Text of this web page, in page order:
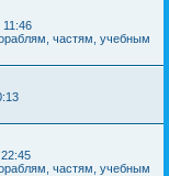
11:46
частям, учебным
частям, учебным